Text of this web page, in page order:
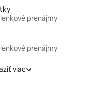
prenájmy
prenájmy
viac